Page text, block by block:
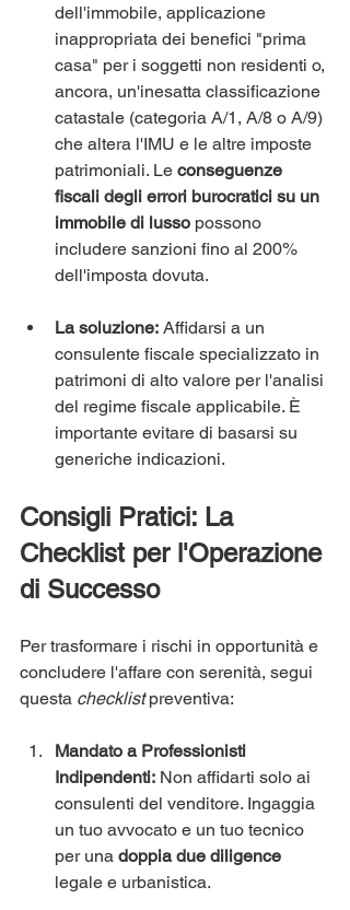
dell'immobile, applicazione
inappropriata dei benefici "prima
casa" per i soggetti non residenti o,
ancora, un'inesatta classificazione
catastale (categoria A/1, A/8 o A/9)
che altera l'IMU e le altre imposte
patrimoniali. Le conseguenze
fiscali degli errori burocratici su un
immobile di lusso possono
includere sanzioni fino al 200%
dell'imposta dovuta.
La soluzione: Affidarsi a un
consulente fiscale specializzato in
patrimoni di alto valore per l'analisi
del regime fiscale applicabile. È
importante evitare di basarsi su
generiche indicazioni.
Consigli Pratici: La
Checklist per l'Operazione
di Successo
Per trasformare i rischi in opportunità e
concludere l'affare con serenità, segui
questa checklist preventiva:
Mandato a Professionisti
Indipendenti: Non affidarti solo ai
consulenti del venditore. Ingaggia
un tuo avvocato e un tuo tecnico
per una doppia due diligence
legale e urbanistica.